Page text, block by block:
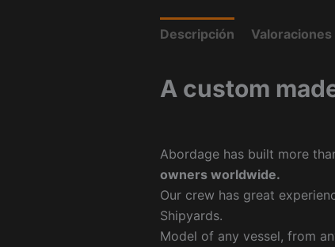
Descripción
A custom
Abordage has built more
owners worldwide.
Our crew has great
Shipyards.
Model of any vessel, from